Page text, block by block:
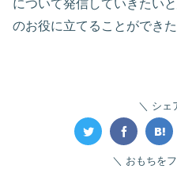
について発信していきたい
のお役に立てることができ
シェ
おもちを